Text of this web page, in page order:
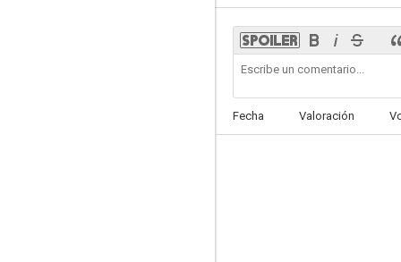
Fecha Valoración